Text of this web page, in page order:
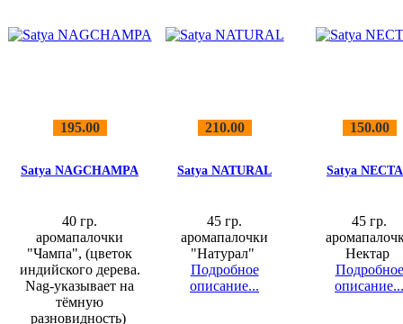
195.00
Satya NAGCHAMPA
40 гр.
аромапалочки
"Чампа", (цветок
индийского дерева.
Nag-указывает на
тёмную
разновидность)
210.00
Satya NATURAL
45 гр.
аромапалочки
"Натурал"
Подробное
описание...
150.00
Satya
45 гр.
Нектар
Подробное